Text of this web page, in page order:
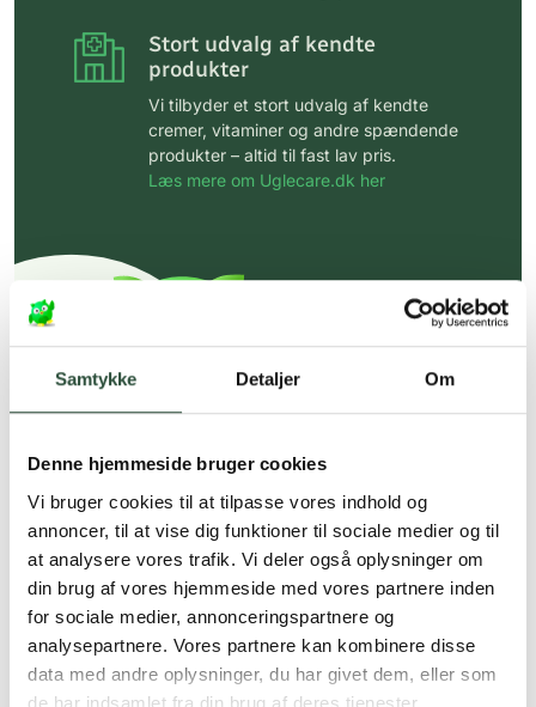
Samtykke Detaljer Om
Denne hjemmeside bruger cookies
Vi bruger cookies til at tilpasse vores indhold og
annoncer, til at vise dig funktioner til sociale medier og til
at analysere vores trafik. Vi deler også oplysninger om
din brug af vores hjemmeside med vores partnere inden
for sociale medier, annonceringspartnere og
analysepartnere. Vores partnere kan kombinere disse
data med andre oplysninger, du har givet dem, eller som
de har indsamlet fra din brug af deres tjenester.
Stort udvalg af kendte
produkter
Vi tilbyder et stort udvalg af kendte
cremer, vitaminer og andre spændende
produkter – altid til fast lav pris.
Læs mere om Uglecare.dk her